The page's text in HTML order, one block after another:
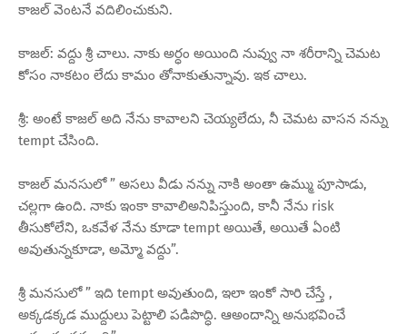
కాజల్ వెంటనే వదిలించుకుని.
కాజల్: వద్దు శ్రీ చాలు. నాకు అర్ధం అయింది నువ్వు నా శరీరాన్ని చెమట
కోసం నాకటం లేదు కామం తోనాకుతున్నావు. ఇక చాలు.
శ్రీ: అంటే కాజల్ అది నేను కావాలని చెయ్యలేదు, నీ చెమట వాసన నన్ను
tempt చేసింది.
కాజల్ మనసులో ” అసలు వీడు నన్ను నాకి అంతా ఉమ్ము పూసాడు,
చల్లగా ఉంది. నాకు ఇంకా కావాలిఅనిపిస్తుంది, కానీ నేను risk
తీసుకోలేని, ఒకవేళ నేను కూడా tempt అయితే, అయితే ఏంటి
అవుతున్నకూడా, అమ్మో వద్దు”.
శ్రీ మనసులో ” ఇది tempt అవుతుంది, ఇలా ఇంకో సారి చేస్తే ,
అక్కడక్కడ ముద్దులు పెట్టాలి పడిపొద్ధి. ఆఅందాన్ని అనుభవించే